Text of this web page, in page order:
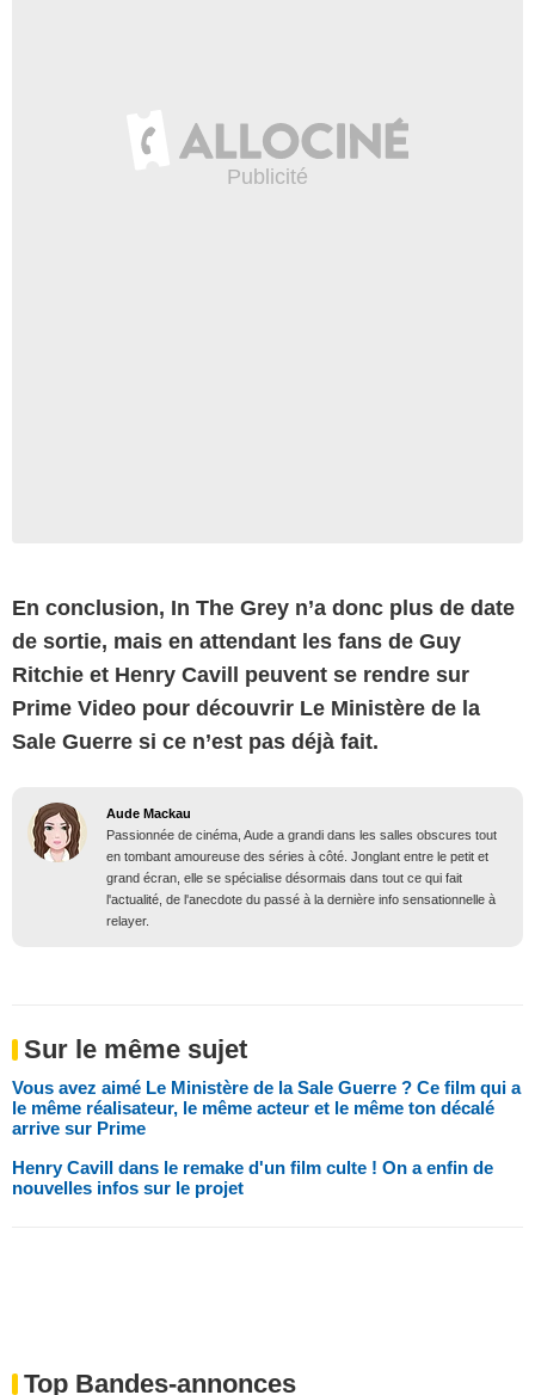
En conclusion, In The Grey n’a donc plus de date
de sortie, mais en attendant les fans de Guy
Ritchie et Henry Cavill peuvent se rendre sur
Prime Video pour découvrir Le Ministère de la
Sale Guerre si ce n’est pas déjà fait.
Aude Mackau
Passionnée de cinéma, Aude a grandi dans les salles obscures tout
en tombant amoureuse des séries à côté. Jonglant entre le petit et
grand écran, elle se spécialise désormais dans tout ce qui fait
l'actualité, de l'anecdote du passé à la dernière info sensationnelle à
relayer.
Sur le même sujet
Vous avez aimé Le Ministère de la Sale Guerre ? Ce film qui a
le même réalisateur, le même acteur et le même ton décalé
arrive sur Prime
Henry Cavill dans le remake d'un film culte ! On a enfin de
nouvelles infos sur le projet
Top Bandes-annonces